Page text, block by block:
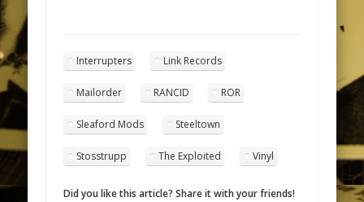
Interrupters Link Records
Mailorder RANCID ROR
Sleaford Mods Steeltown
Stosstrupp The Exploited Vinyl
Did you like this article? Share it with your friends!